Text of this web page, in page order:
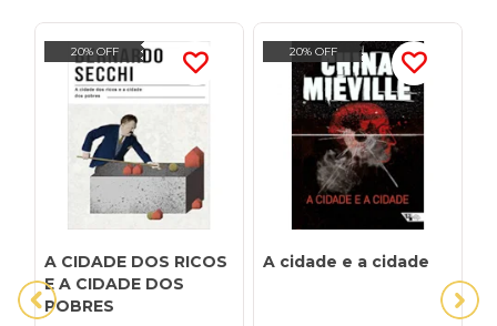
20% OFF
A CIDADE DOS RICOS
E A CIDADE DOS
POBRES
20% OFF
A cidade e a cidade